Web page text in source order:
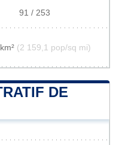
91 / 253
(2 159,1 pop/sq mi)
DE